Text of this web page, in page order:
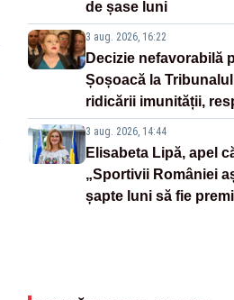
de șase luni
3 aug. 2026, 16:22
Decizie nefavorabilă
Șoșoacă la
ridicării imunității,
3 aug. 2026, 14:44
Elisabeta Lipă, apel
„Sportivii României
șapte luni să fie